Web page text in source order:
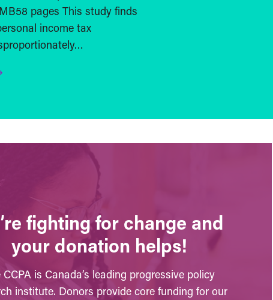
pages This study finds
income tax
fighting for change and
your donation helps!
CCPA is Canada’s leading progressive policy
institute. Donors provide core funding for our